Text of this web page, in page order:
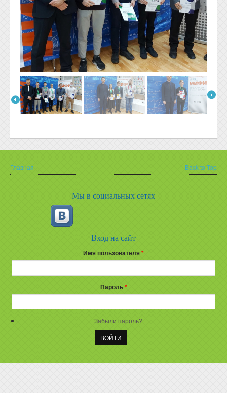
Вы здесь
Главная Back to Top
Мы в социальных сетях
Вход на сайт
Имя пользователя*
Пароль*
Забыли пароль?